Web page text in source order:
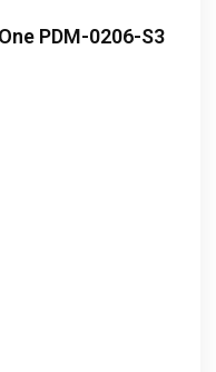
PDM-0206-S3